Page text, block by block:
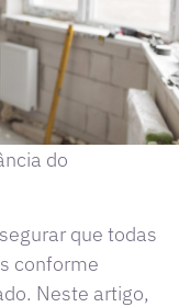
do
que todas
conforme
Neste artigo,